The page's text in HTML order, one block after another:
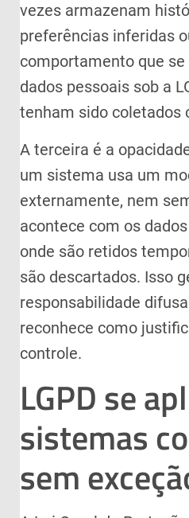
vezes armazenam
preferências inferidas
comportamento que
dados pessoais sob a
tenham sido coletados
A terceira é a
um sistema usa um
externamente, nem
acontece com os
onde são retidos
são descartados. Isso
responsabilidade
reconhece como
controle.
LGPD se
sistemas
sem